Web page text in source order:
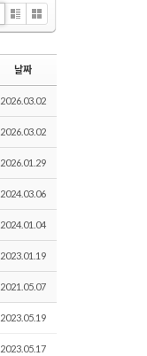
Zi
e
G
le
날짜
2026.03.02
2026.03.02
2026.01.29
2024.03.06
2024.01.04
2023.01.19
2021.05.07
2023.05.19
2023.05.17